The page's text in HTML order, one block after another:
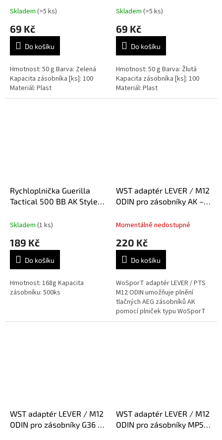
Skladem (>5 ks)
69 Kč
Do košíku
Hmotnost: 50 g Barva: Zelená
Kapacita zásobníka [ks]: 100
Materiál: Plast
Skladem (>5 ks)
69 Kč
Do košíku
Hmotnost: 50 g Barva: Žlutá
Kapacita zásobníka [ks]: 100
Materiál: Plast
Rychloplnička Guerilla
Tactical 500 BB AK Style -
Skladem (1 ks)
189 Kč
Do košíku
Hmotnost: 168g Kapacita
zásobníku: 500ks
WST adaptér LEVER / M12
ODIN pro zásobníky AK –
Momentálně nedostupné
220 Kč
Do košíku
WoSporT adaptér LEVER / PTS
M12 ODIN umožňuje plnění
tlačných AEG zásobníků AK
pomocí plniček typu WoSporT
LEVER / SILENCE / BOTTLE nebo
WST adaptér LEVER / M12
ODIN pro zásobníky G36 –
WST adaptér LEVER / M12
ODIN pro zásobníky MP5 –